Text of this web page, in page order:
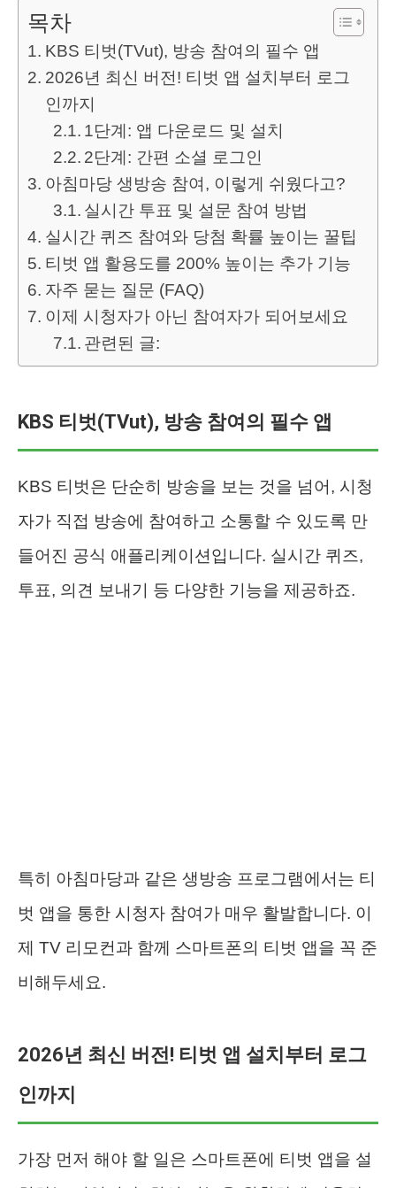
목차
KBS 티벗(TVut), 방송 참여의 필수 앱
2026년 최신 버전! 티벗 앱 설치부터 로그
인까지
1단계: 앱 다운로드 및 설치
2단계: 간편 소셜 로그인
아침마당 생방송 참여, 이렇게 쉬웠다고?
실시간 투표 및 설문 참여 방법
실시간 퀴즈 참여와 당첨 확률 높이는 꿀팁
티벗 앱 활용도를 200% 높이는 추가 기능
자주 묻는 질문 (FAQ)
이제 시청자가 아닌 참여자가 되어보세요
관련된 글:
KBS 티벗(TVut), 방송 참여의 필수 앱
KBS 티벗은 단순히 방송을 보는 것을 넘어, 시청
자가 직접 방송에 참여하고 소통할 수 있도록 만
들어진 공식 애플리케이션입니다. 실시간 퀴즈,
투표, 의견 보내기 등 다양한 기능을 제공하죠.
특히 아침마당과 같은 생방송 프로그램에서는 티
벗 앱을 통한 시청자 참여가 매우 활발합니다. 이
제 TV 리모컨과 함께 스마트폰의 티벗 앱을 꼭 준
비해두세요.
2026년 최신 버전! 티벗 앱 설치부터 로그
인까지
가장 먼저 해야 할 일은 스마트폰에 티벗 앱을 설